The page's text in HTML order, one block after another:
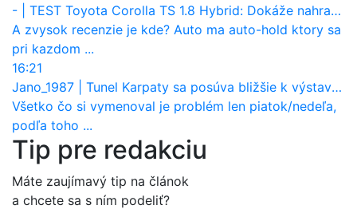
-
TEST Toyota Corolla TS 1.8 Hybrid: Dokáže nahradiť naftové kombi?
A zvysok recenzie je kde? Auto ma auto-hold ktory sa
pri kazdom ...
16:21
Jano_1987
Tunel Karpaty sa posúva bližšie k výstavbe. NDS urobila dôležitý krok
Všetko čo si vymenoval je problém len piatok/nedeľa,
podľa toho ...
Tip pre redakciu
Máte zaujímavý tip na článok
a chcete sa s ním podeliť?